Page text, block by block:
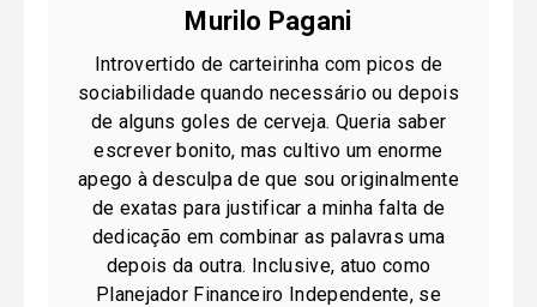
Murilo Pagani
Introvertido de carteirinha com picos de
sociabilidade quando necessário ou depois
de alguns goles de cerveja. Queria saber
escrever bonito, mas cultivo um enorme
apego à desculpa de que sou originalmente
de exatas para justificar a minha falta de
dedicação em combinar as palavras uma
depois da outra. Inclusive, atuo como
Planejador Financeiro Independente, se